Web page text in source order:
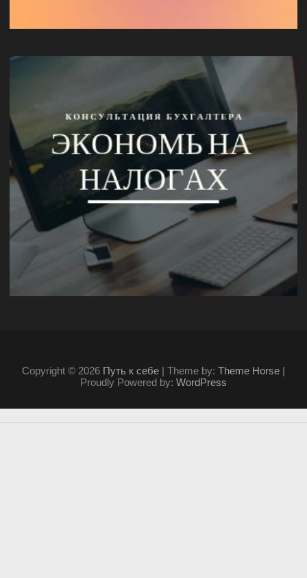
Copyright © 2026 Путь к себе | Theme by: Theme Horse |
Proudly Powered by: WordPress